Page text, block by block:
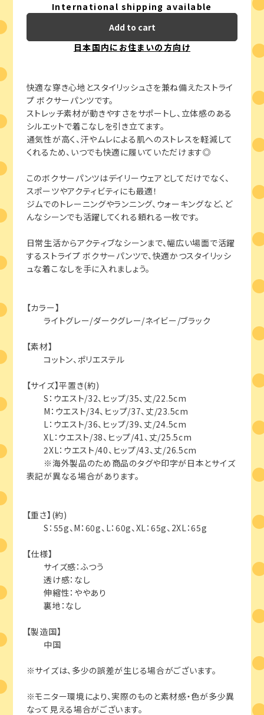
International shipping available
Add to cart
日本国内にお住まいの方向け
快適な穿き心地とスタイリッシュさを兼ね備えたストライ
プ ボクサーパンツです。
ストレッチ素材が動きやすさをサポートし、立体感のある
シルエットで着こなしを引き立てます。
通気性が高く、汗やムレによる肌へのストレスを軽減して
くれるため、いつでも快適に履いていただけます◎
このボクサーパンツはデイリーウェアとしてだけでなく、
スポーツやアクティビティにも最適！
ジムでのトレーニングやランニング、ウォーキングなど、ど
んなシーンでも活躍してくれる頼れる一枚です。
日常生活からアクティブなシーンまで、幅広い場面で活躍
するストライプ ボクサーパンツで、快適かつスタイリッシ
ュな着こなしを手に入れましょう。
【カラー】
ライトグレー/ダークグレー/ネイビー/ブラック
【素材】
コットン、ポリエステル
【サイズ】平置き(約)
S：ウエスト/32、ヒップ/35、丈/22.5cm
M：ウエスト/34、ヒップ/37、丈/23.5cm
L：ウエスト/36、ヒップ/39、丈/24.5cm
XL：ウエスト/38、ヒップ/41、丈/25.5cm
2XL：ウエスト/40、ヒップ/43、丈/26.5cm
※海外製品のため商品のタグや印字が日本とサイズ
表記が異なる場合があります。
【重さ】(約)
S：55g、M：60g、L：60g、XL：65g、2XL：65g
【仕様】
サイズ感：ふつう
透け感：なし
伸縮性：ややあり
裏地：なし
【製造国】
中国
※サイズは、多少の誤差が生じる場合がございます。
※モニター環境により、実際のものと素材感・色が多少異
なって見える場合がございます。